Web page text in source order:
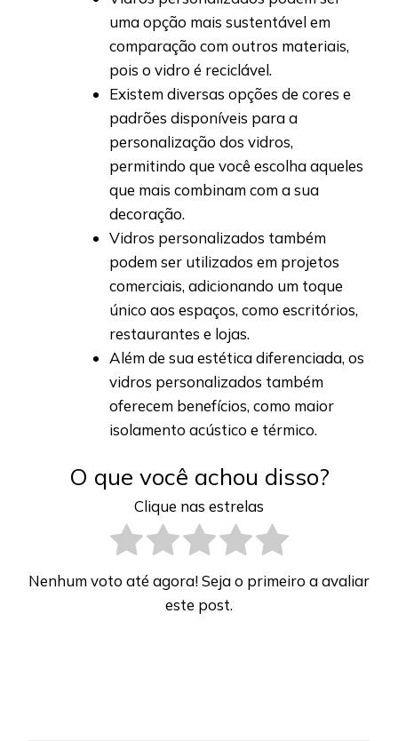
uma opção mais sustentável em
comparação com outros materiais,
pois o vidro é reciclável.
Existem diversas opções de cores e
padrões disponíveis para a
personalização dos vidros,
permitindo que você escolha aqueles
que mais combinam com a sua
decoração.
Vidros personalizados também
podem ser utilizados em projetos
comerciais, adicionando um toque
único aos espaços, como escritórios,
restaurantes e lojas.
Além de sua estética diferenciada, os
vidros personalizados também
oferecem benefícios, como maior
isolamento acústico e térmico.
O que você achou disso?
Clique nas estrelas
Nenhum voto até agora! Seja o primeiro a avaliar
este post.